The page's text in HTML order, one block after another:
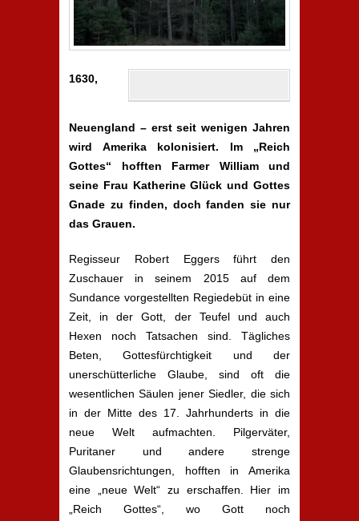
1630,
Neuengland – erst seit wenigen Jahren
wird Amerika kolonisiert. Im „Reich
Gottes“ hofften Farmer William und
seine Frau Katherine Glück und Gottes
Gnade zu finden, doch fanden sie nur
das Grauen.
Regisseur Robert Eggers führt den
Zuschauer in seinem 2015 auf dem
Sundance vorgestellten Regiedebüt in eine
Zeit, in der Gott, der Teufel und auch
Hexen noch Tatsachen sind. Tägliches
Beten, Gottesfürchtigkeit und der
unerschütterliche Glaube, sind oft die
wesentlichen Säulen jener Siedler, die sich
in der Mitte des 17. Jahrhunderts in die
neue Welt aufmachten. Pilgerväter,
Puritaner und andere strenge
Glaubensrichtungen, hofften in Amerika
eine „neue Welt“ zu erschaffen. Hier im
„Reich Gottes“, wo Gott noch